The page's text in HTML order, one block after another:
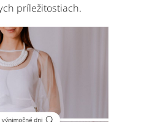
príležitostiach.